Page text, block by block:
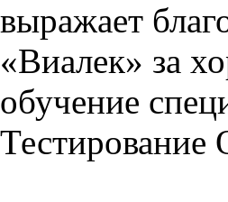
выражает
«Виалек» за
обучение
Тестирование